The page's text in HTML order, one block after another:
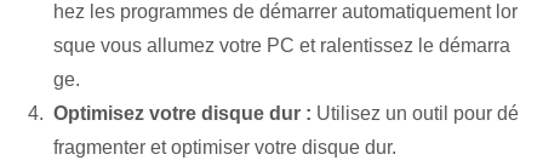
hez les programmes de démarrer automatiquement lor
sque vous allumez votre PC et ralentissez le démarra
ge.
Optimisez votre disque dur : Utilisez un outil pour dé
fragmenter et optimiser votre disque dur.